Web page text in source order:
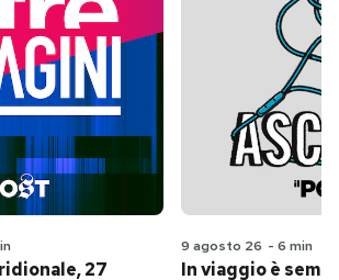
27
9 agosto 26 - 6 min
In viaggio è